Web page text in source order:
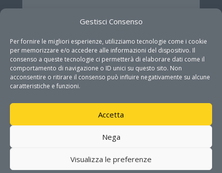
Gestisci Consenso
Per fornire le migliori esperienze, utilizziamo tecnologie come i cookie
per memorizzare e/o accedere alle informazioni del dispositivo. Il
consenso a queste tecnologie ci permetterà di elaborare dati come il
comportamento di navigazione o ID unici su questo sito. Non
acconsentire o ritirare il consenso può influire negativamente su alcune
caratteristiche e funzioni.
Accetta
Nega
Visualizza le preferenze
 Address
Via Monteroni 165 c/o Campus
Ecotekne
Mail
info@dhitech.it